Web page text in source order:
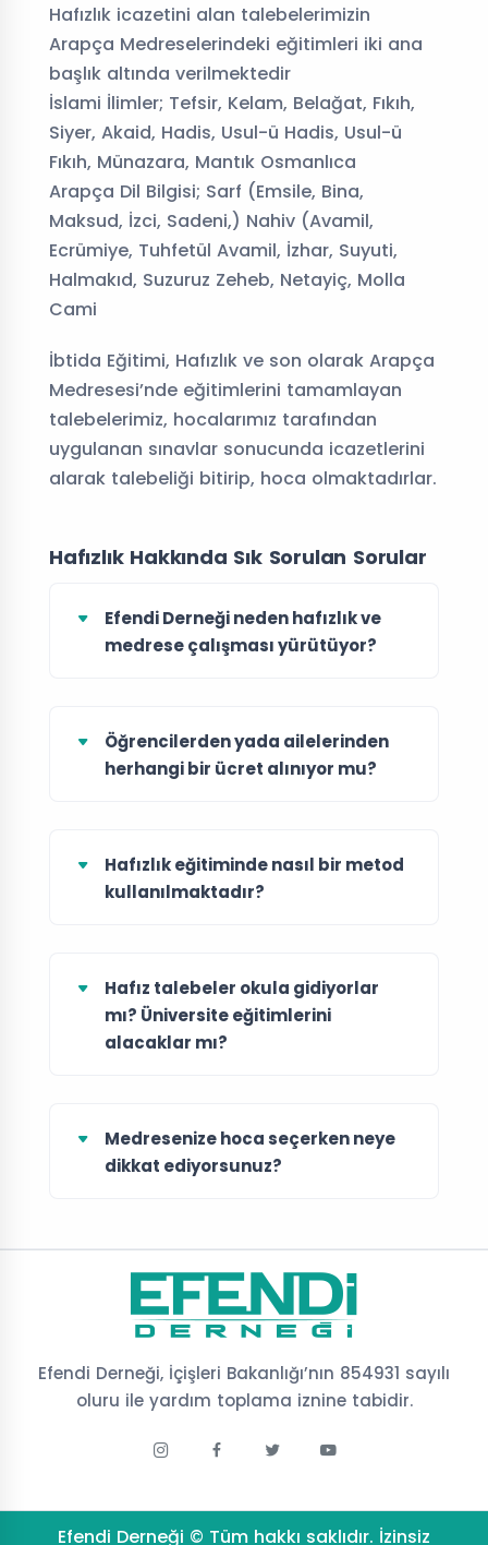
Hafızlık icazetini alan talebelerimizin
Arapça Medreselerindeki eğitimleri iki ana
başlık altında verilmektedir
İslami İlimler; Tefsir, Kelam, Belağat, Fıkıh,
Siyer, Akaid, Hadis, Usul-ü Hadis, Usul-ü
Fıkıh, Münazara, Mantık Osmanlıca
Arapça Dil Bilgisi; Sarf (Emsile, Bina,
Maksud, İzci, Sadeni,) Nahiv (Avamil,
Ecrümiye, Tuhfetül Avamil, İzhar, Suyuti,
Halmakıd, Suzuruz Zeheb, Netayiç, Molla
Cami
İbtida Eğitimi, Hafızlık ve son olarak Arapça
Medresesi’nde eğitimlerini tamamlayan
talebelerimiz, hocalarımız tarafından
uygulanan sınavlar sonucunda icazetlerini
alarak talebeliği bitirip, hoca olmaktadırlar.
Hafızlık Hakkında Sık Sorulan Sorular
Efendi Derneği neden hafızlık ve
medrese çalışması yürütüyor?
Öğrencilerden yada ailelerinden
herhangi bir ücret alınıyor mu?
Hafızlık eğitiminde nasıl bir metod
kullanılmaktadır?
Hafız talebeler okula gidiyorlar
mı? Üniversite eğitimlerini
alacaklar mı?
Medresenize hoca seçerken neye
dikkat ediyorsunuz?
Efendi Derneği, İçişleri Bakanlığı’nın 854931 sayılı
oluru ile yardım toplama iznine tabidir.
Efendi Derneği © Tüm hakkı saklıdır. İzinsiz